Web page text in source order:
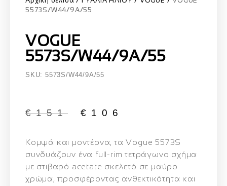
5573S/W44/9A/55
VOGUE
5573S/W44/9A/55
SKU: 5573S/W44/9A/55
€151 € 106
Κομψά και μοντέρνα, ταVogue 5573S
συνδυάζουν ένα full‑rim τετράγωνο σχήμα
με στιβαρό acetate σκελετό σε μαύρο
χρώμα, προσφέροντας ανθεκτικότητα και